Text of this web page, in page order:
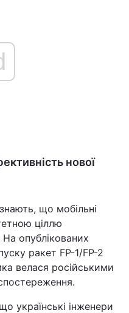
нової
що мобільні
ціллю
На опублікованих
ракет FP-1/FP-2
велася російськими
українські інженери